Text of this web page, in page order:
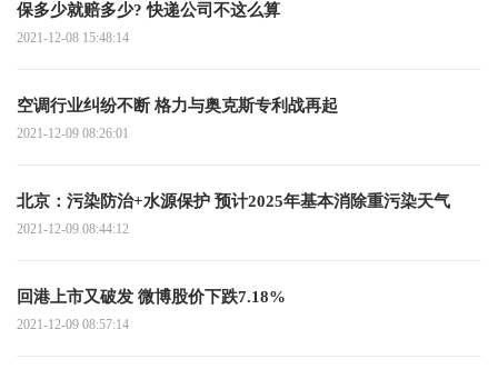
保多少就赔多少? 快递公司不这么算
2021-12-08 15:48:14
空调行业纠纷不断 格力与奥克斯专利战再起
2021-12-09 08:26:01
北京：污染防治+水源保护 预计2025年基本消除重污染天气
2021-12-09 08:44:12
回港上市又破发 微博股价下跌7.18%
2021-12-09 08:57:14